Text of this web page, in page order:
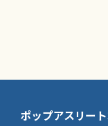
ポップアスリー